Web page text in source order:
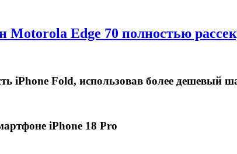
Motorola Edge 70 полностью
iPhone Fold, использовав более дешевый
iPhone 18 Pro